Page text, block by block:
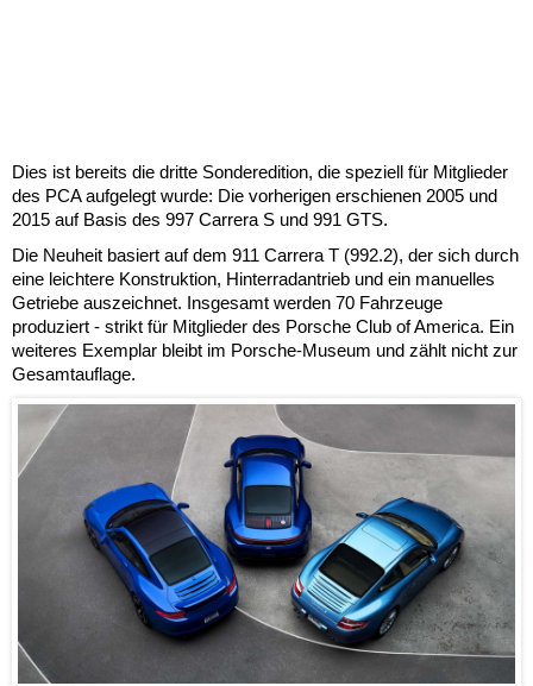
Dies ist bereits die dritte Sonderedition, die speziell für Mitglieder
des PCA aufgelegt wurde: Die vorherigen erschienen 2005 und
2015 auf Basis des 997 Carrera S und 991 GTS.
Die Neuheit basiert auf dem 911 Carrera T (992.2), der sich durch
eine leichtere Konstruktion, Hinterradantrieb und ein manuelles
Getriebe auszeichnet. Insgesamt werden 70 Fahrzeuge
produziert - strikt für Mitglieder des Porsche Club of America. Ein
weiteres Exemplar bleibt im Porsche-Museum und zählt nicht zur
Gesamtauflage.